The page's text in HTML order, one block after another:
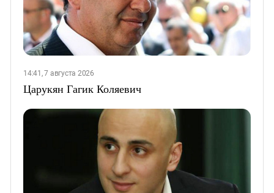
14:41, 7 августа 2026
Царукян Гагик Коляевич